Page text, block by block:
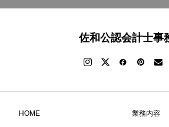
佐和公認会計士事
HOME 業務内容